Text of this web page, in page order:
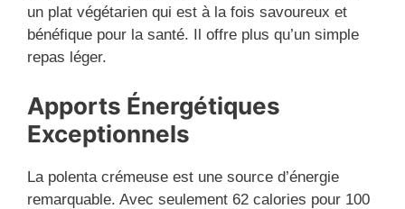
un plat végétarien qui est à la fois savoureux et
bénéfique pour la santé. Il offre plus qu’un simple
repas léger.
Apports Énergétiques
Exceptionnels
La polenta crémeuse est une source d’énergie
remarquable. Avec seulement 62 calories pour 100